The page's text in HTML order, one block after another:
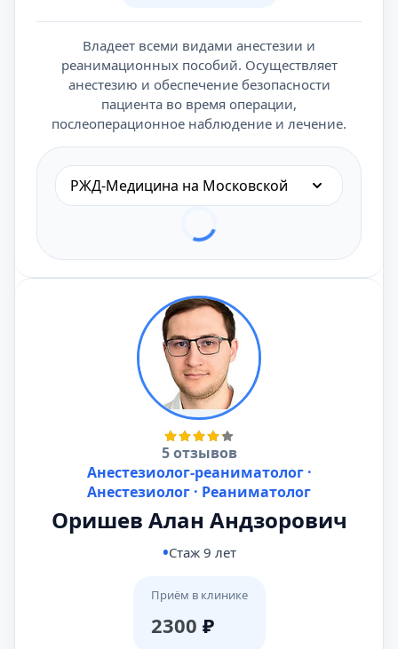
Владеет всеми видами анестезии и
реанимационных пособий. Осуществляет
анестезию и обеспечение безопасности
пациента во время операции,
послеоперационное наблюдение и лечение.
РЖД-Медицина на Московской
5 отзывов
Анестезиолог-реаниматолог ·
Анестезиолог · Реаниматолог
Оришев Алан Андзорович
Стаж 9 лет
Приём в клинике
2300 ₽